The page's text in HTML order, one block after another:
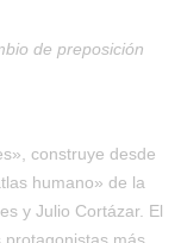
de preposición
construye desde
humano» de la
y Julio Cortázar. El